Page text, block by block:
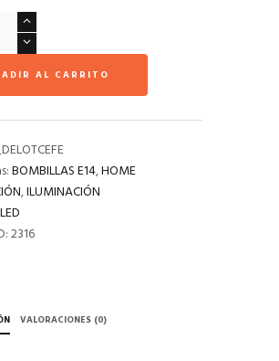
AL CARRITO
BOMBILLAS E14,HOME
,ILUMINACIÓN
LED
2316
VALORACIONES (0)